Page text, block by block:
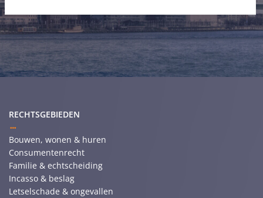
RECHTSGEBIEDEN
Bouwen, wonen & huren
Consumentenrecht
Familie & echtscheiding
Incasso & beslag
Letselschade & ongevallen